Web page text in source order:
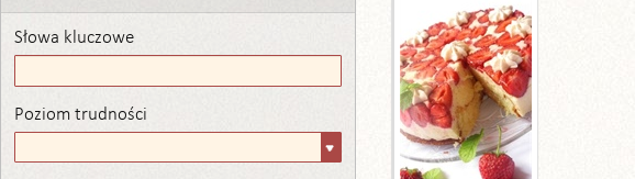
Słowa kluczowe
Poziom trudności
trudności